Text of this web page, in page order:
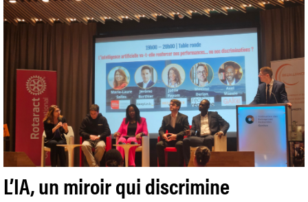
L’IA, un miroir qui discrimine